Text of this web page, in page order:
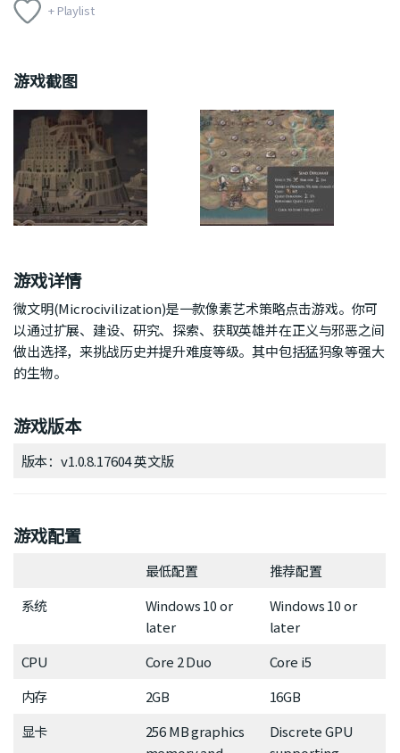
+ Playlist
游戏截图
游戏详情
微文明(Microcivilization)是一款像素艺术策略点击游戏。你可
以通过扩展、建设、研究、探索、获取英雄并在正义与邪恶之间
做出选择，来挑战历史并提升难度等级。其中包括猛犸象等强大
的生物。
游戏版本
版本：v1.0.8.17604 英文版
游戏配置
最低配置
推荐配置
系统
Windows 10 or
later
Windows 10 or
later
CPU
Core 2 Duo
Core i5
内存
2GB
16GB
显卡
256 MB graphics
Discrete GPU